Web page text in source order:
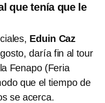
que tenía que le
Eduin Caz
daría fin al tour
Fenapo (Feria
que el tiempo de
se acerca.